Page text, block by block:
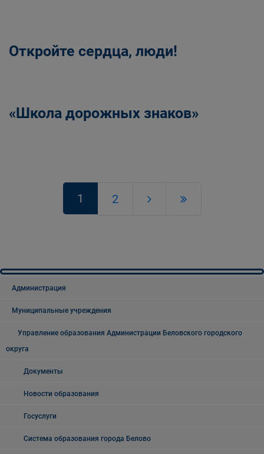
Откройте сердца, люди!
«Школа дорожных знаков»
1 2
Администрация
Муниципальные учреждения
Управление образования Администрации Беловского городского
округа
Документы
Новости образования
Госуслуги
Система образования города Белово